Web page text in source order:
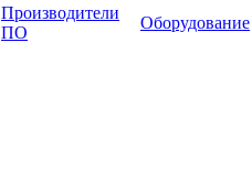
Производители
ПО
Оборудование